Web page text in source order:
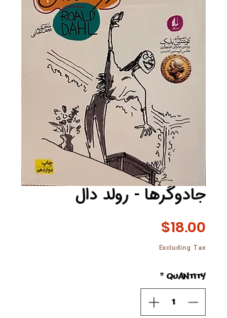
جادوگرها - رولد دال
$18.00
Excluding Tax
Quantity
*